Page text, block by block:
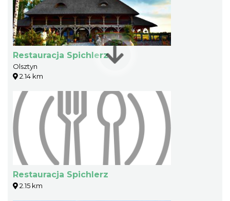
Restauracja Spichlerz
Olsztyn
2.14 km
Restauracja Spichlerz
2.15 km